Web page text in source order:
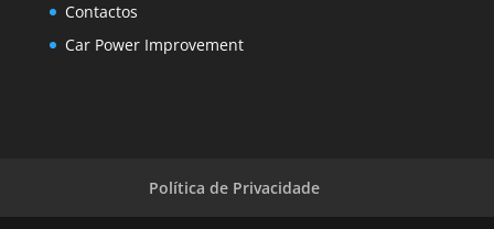
Contactos
Car Power Improvement
Política de Privacidade